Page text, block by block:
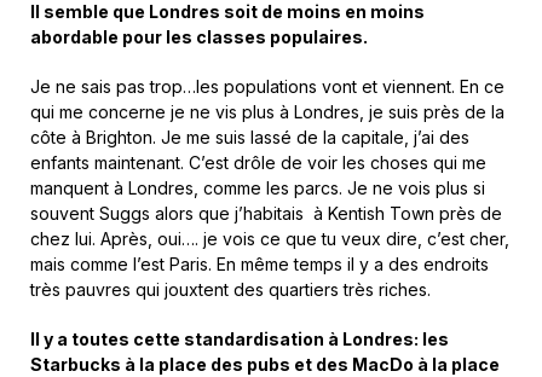
Il semble que Londres soit de moins en moins
abordable pour les classes populaires.
Je ne sais pas trop…les populations vont et viennent. En ce
qui me concerne je ne vis plus à Londres, je suis près de la
côte à Brighton. Je me suis lassé de la capitale, j’ai des
enfants maintenant. C’est drôle de voir les choses qui me
manquent à Londres, comme les parcs. Je ne vois plus si
souvent Suggs alors que j’habitais à Kentish Town près de
chez lui. Après, oui…. je vois ce que tu veux dire, c’est cher,
mais comme l’est Paris. En même temps il y a des endroits
très pauvres qui jouxtent des quartiers très riches.
Il y a toutes cette standardisation à Londres: les
Starbucks à la place des pubs et des MacDo à la place